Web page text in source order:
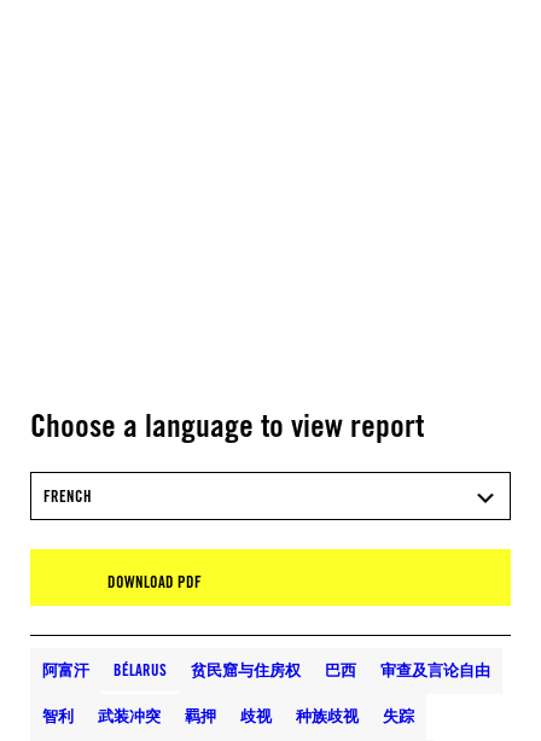
Choose a language to view report
FRENCH
DOWNLOAD PDF
阿富汗 BÉLARUS 贫民窟与住房权 巴西 审查及言论自由
智利 武装冲突 羁押 歧视 种族歧视 失踪